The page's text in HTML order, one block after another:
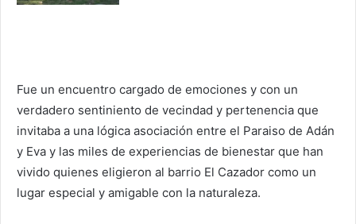
Fue un encuentro cargado de emociones y con un
verdadero sentiniento de vecindad y pertenencia que
invitaba a una lógica asociación entre el Paraiso de Adán
y Eva y las miles de experiencias de bienestar que han
vivido quienes eligieron al barrio El Cazador como un
lugar especial y amigable con la naturaleza.